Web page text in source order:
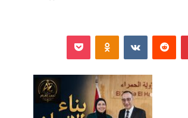
بينتيريست ‏Reddit
‏VKontakte
Odnoklassniki بوكيت